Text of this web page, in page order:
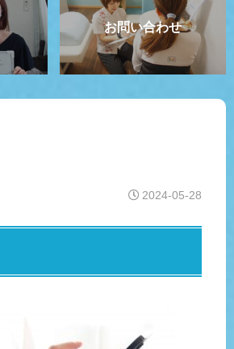
お問い合わせ
2024-05-28